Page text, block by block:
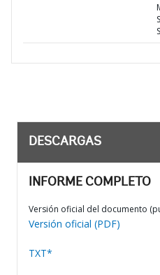
DESCARGAS
INFORME COMPLETO
Versión oficial del documento
Versión oficial (PDF)
TXT*